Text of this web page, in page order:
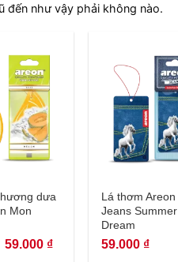
đến như vậy phải không nào.
dưa
Mon
Giá
gốc
59.000 ₫Giá
hiện
Lá thơm Areon
Jeans Summer
Dream
59.000 ₫